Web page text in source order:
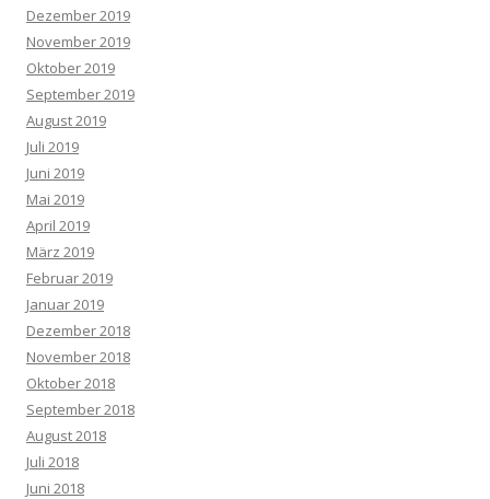
Dezember 2019
November 2019
Oktober 2019
September 2019
August 2019
Juli 2019
Juni 2019
Mai 2019
April 2019
März 2019
Februar 2019
Januar 2019
Dezember 2018
November 2018
Oktober 2018
September 2018
August 2018
Juli 2018
Juni 2018